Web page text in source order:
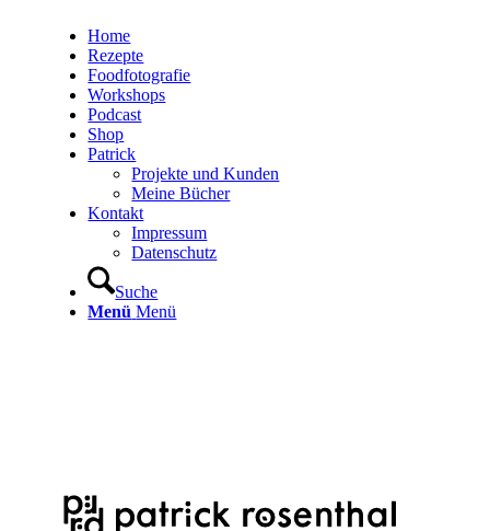
Home
Rezepte
Foodfotografie
Workshops
Podcast
Shop
Patrick
Projekte und Kunden
Meine Bücher
Kontakt
Impressum
Datenschutz
Suche
Menü Menü